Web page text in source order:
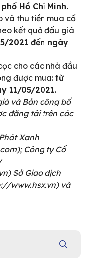
Hồ Chí Minh.
và thu tiền mua cổ
kết quả đấu giá
2021 đến ngày
cho các nhà đầu
được mua:từ
11/05/2021.
và Bản công bố
đăng tải trên các
Xanh
Công ty Cổ
Sở Giao dịch
www.hsx.vn) và